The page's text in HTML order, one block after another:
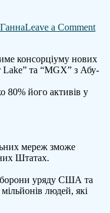
Leave a Commenton
в
консорціуму нових
Lake” та “MGX” з Абу-
80% його активів у
мереж зможе
Штатах.
уряду США та
людей, які